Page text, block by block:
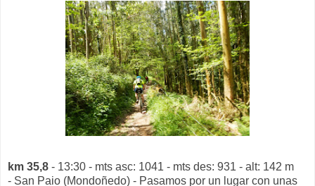
km 35,8 - 13:30 - mts asc: 1041 - mts des: 931 - alt: 142 m
- San Paio (Mondoñedo) - Pasamos por un lugar con unas